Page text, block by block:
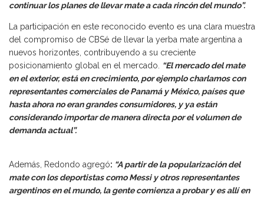
continuar los planes de llevar mate a cada rincón del mundo”.
La participación en este reconocido evento es una clara muestra
del compromiso de CBSé de llevar la yerba mate argentina a
nuevos horizontes, contribuyendo a su creciente
posicionamiento global en el mercado. “El mercado del mate
en el exterior, está en crecimiento, por ejemplo charlamos con
representantes comerciales de Panamá y México, países que
hasta ahora no eran grandes consumidores, y ya están
considerando importar de manera directa por el volumen de
demanda actual”.
Además, Redondo agregó: “A partir de la popularización del
mate con los deportistas como Messi y otros representantes
argentinos en el mundo, la gente comienza a probar y es allí en